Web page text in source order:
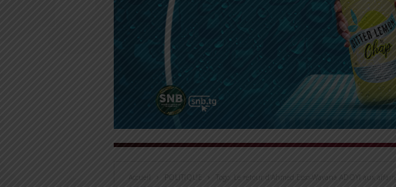
Accueil Togo: Le retour d’Ahmed Esso-Wavana ADOYI aux affaires